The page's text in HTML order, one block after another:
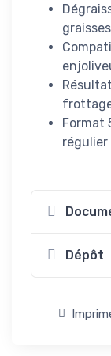
graisses
Format
régulier
Dépôt